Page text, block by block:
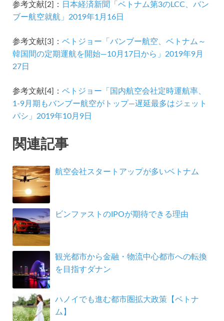
参考文献[2]：
日本経済新聞「ベトナム第3のLCC、バン
ブー航空就航」2019年1月16日
参考文献[3]： ベトジョー「バンブー航空、ベトナム～
韓国間の定期運航を開始―10月17日から」2019年9月
27日
参考文献[4]： ベトジョー「国内航空会社定時運航率、
1-9月期もバンブー航空がトップ―遅延最多はジェット
パシ」2019年10月9日
関連記事
航空会社スタートアップが多いベトナム
ビンファストのIPOが期待できる理由
観光都市から金融・物流中心都市への転換
を目指すダナン
ハノイでも進む都市圏拡大政策【ベトナ
ム】